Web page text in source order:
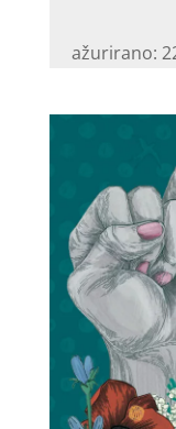
ažurirano: